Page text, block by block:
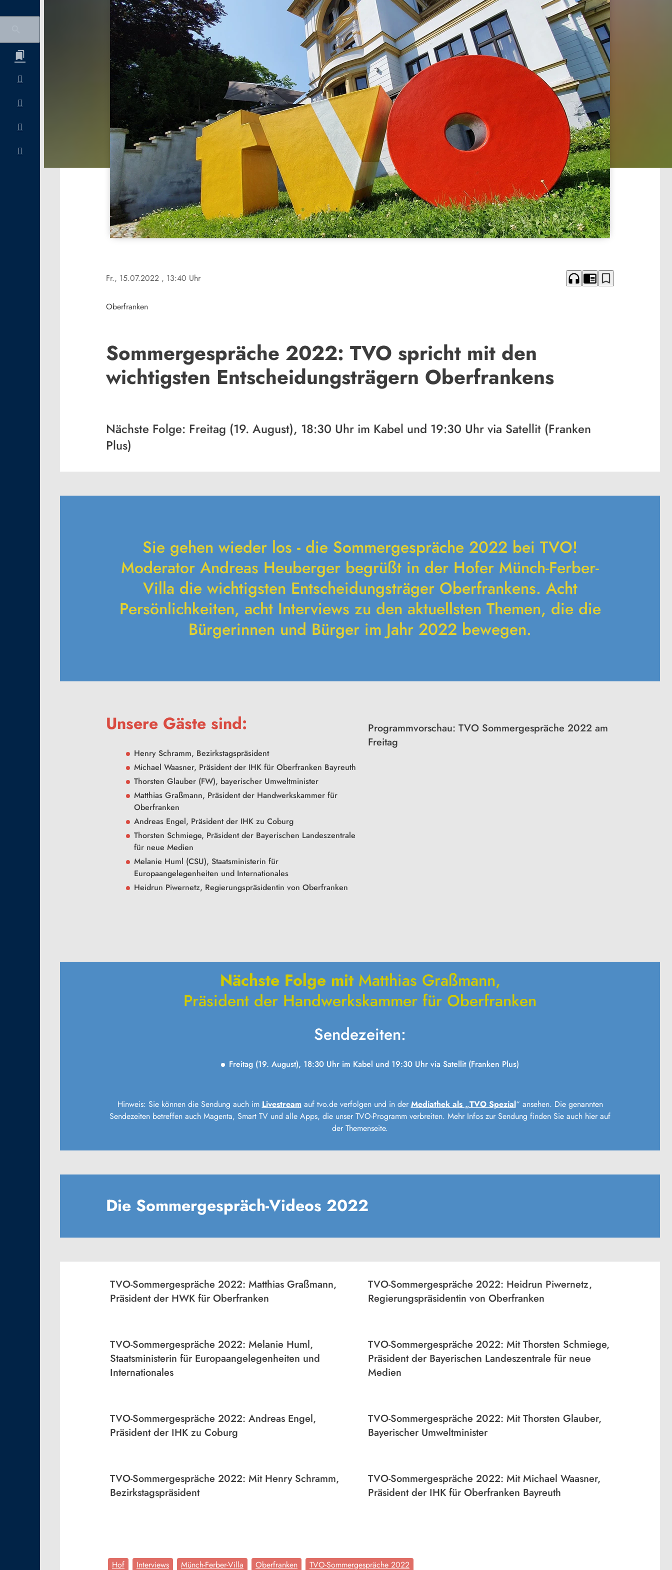
Fr., 15.07.2022 , 13:40 Uhr headphones chrome_reader_mode bookmark_border
Oberfranken
Sommergespräche 2022: TVO spricht mit den
wichtigsten Entscheidungsträgern Oberfrankens
Nächste Folge: Freitag (19. August), 18:30 Uhr im Kabel und 19:30 Uhr via Satellit (Franken
Plus)
Sie gehen wieder los - die Sommergespräche 2022 bei TVO!
Moderator Andreas Heuberger begrüßt in der Hofer Münch-Ferber-
Villa die wichtigsten Entscheidungsträger Oberfrankens. Acht
Persönlichkeiten, acht Interviews zu den aktuellsten Themen, die die
Bürgerinnen und Bürger im Jahr 2022 bewegen.
Unsere Gäste sind:
Henry Schramm, Bezirkstagspräsident
Michael Waasner, Präsident der IHK für Oberfranken Bayreuth
Thorsten Glauber (FW), bayerischer Umweltminister
Matthias Graßmann, Präsident der Handwerkskammer für
Oberfranken
Andreas Engel, Präsident der IHK zu Coburg
Thorsten Schmiege, Präsident der Bayerischen Landeszentrale
für neue Medien
Melanie Huml (CSU), Staatsministerin für
Europaangelegenheiten und Internationales
Heidrun Piwernetz, Regierungspräsidentin von Oberfranken
Programmvorschau: TVO Sommergespräche 2022 am
Freitag
Nächste Folge mit Matthias Graßmann,
Präsident der Handwerkskammer für Oberfranken
Sendezeiten:
Freitag (19. August), 18:30 Uhr im Kabel und 19:30 Uhr via Satellit (Franken Plus)
Hinweis: Sie können die Sendung auch im Livestreamauf tvo.de verfolgen und in der Mediathek als „TVO Spezial“ ansehen. Die genannten
Sendezeiten betreffen auch Magenta, Smart TV und alle Apps, die unser TVO-Programm verbreiten. Mehr Infos zur Sendung finden Sie auch hier auf
der Themenseite.
Die Sommergespräch-Videos 2022
TVO-Sommergespräche 2022: Matthias Graßmann,
Präsident der HWK für Oberfranken
TVO-Sommergespräche 2022: Heidrun Piwernetz,
Regierungspräsidentin von Oberfranken
TVO-Sommergespräche 2022: Melanie Huml,
Staatsministerin für Europaangelegenheiten und
Internationales
TVO-Sommergespräche 2022: Mit Thorsten Schmiege,
Präsident der Bayerischen Landeszentrale für neue
Medien
TVO-Sommergespräche 2022: Andreas Engel,
Präsident der IHK zu Coburg
TVO-Sommergespräche 2022: Mit Thorsten Glauber,
Bayerischer Umweltminister
TVO-Sommergespräche 2022: Mit Henry Schramm,
Bezirkstagspräsident
TVO-Sommergespräche 2022: Mit Michael Waasner,
Präsident der IHK für Oberfranken Bayreuth
Hof Interviews Münch-Ferber-Villa Oberfranken TVO-Sommergespräche 2022